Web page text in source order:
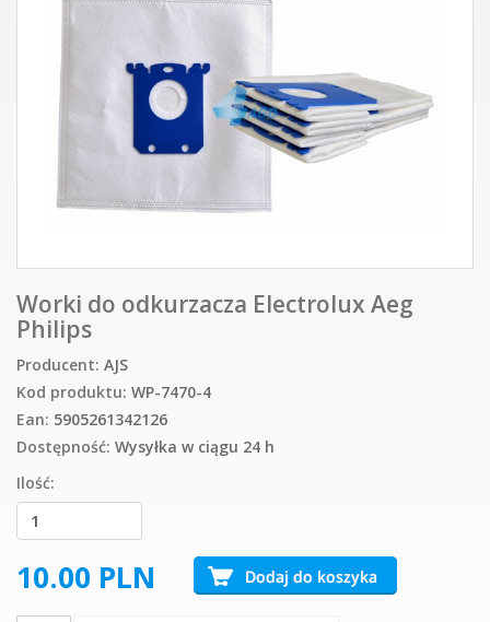
Worki do odkurzacza Electrolux Aeg
Philips
Producent: AJS
Kod produktu: WP-7470-4
Ean: 5905261342126
Dostępność: Wysyłka w ciągu 24 h
Ilość:
10.00 PLN